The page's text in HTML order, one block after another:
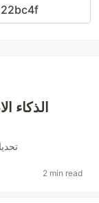
2 min read